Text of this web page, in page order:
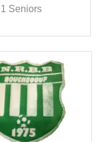
Seniors